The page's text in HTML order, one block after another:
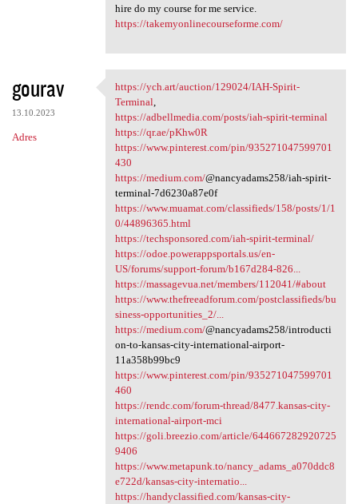
hire do my course for me service.
https://takemyonlinecourseforme.com/
gourav
13.10.2023
Adres
https://ych.art/auction
https://ych.art/auction/129024/IAH-Spirit-
Terminal
https://adbellmedia.com/posts/iah-spirit-terminal
https://qr.ae/pKhw0R
https://www.pinterest.com/pin/935271047599701
430
https://medium.com/@nancyadams258/iah-spirit-
terminal-7d6230a87e0f
https://www.muamat.com/classifieds/158/posts/1/1
0/44896365.html
https://techsponsored.com/iah-spirit-terminal/
https://odoe.powerappsportals.us/en-
US/forums/support-forum/b167d284-826...
https://massagevua.net/members/112041/#about
https://www.thefreeadforum.com/postclassifieds/bu
siness-opportunities_2/...
https://medium.com/@nancyadams258/introducti
on-to-kansas-city-international-airport-
11a358b99bc9
https://www.pinterest.com/pin/935271047599701
460
https://rendc.com/forum-thread/8477.kansas-city-
international-airport-mci
https://goli.breezio.com/article/644667282920725
9406
https://www.metapunk.to/nancy_adams_a070ddc8
e722d/kansas-city-internatio...
https://handyclassified.com/kansas-city-